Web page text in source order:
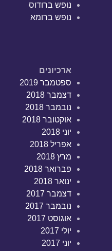
נופש ברודוס
נופש ברומא
ארכיונים
ספטמבר 2019
דצמבר 2018
נובמבר 2018
אוקטובר 2018
יוני 2018
אפריל 2018
מרץ 2018
פברואר 2018
ינואר 2018
דצמבר 2017
נובמבר 2017
אוגוסט 2017
יולי 2017
יוני 2017